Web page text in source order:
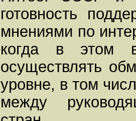
готовность
мнениями по
когда в этом
осуществлять
уровне, в том
между